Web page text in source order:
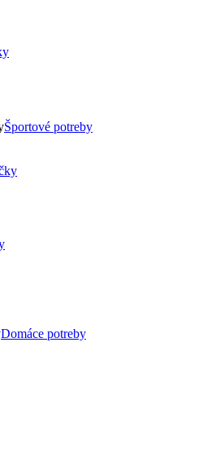
Športové potreby
Domáce potreby